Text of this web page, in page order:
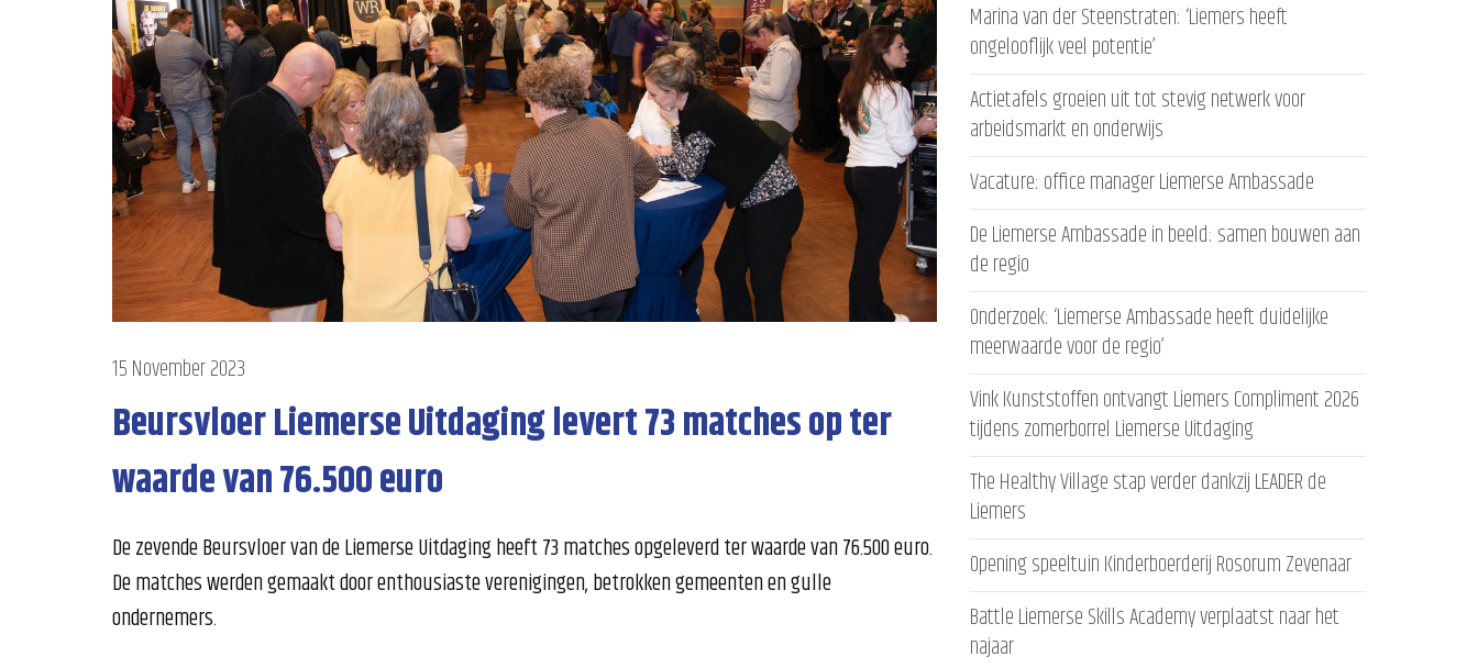
15 November 2023
Beursvloer Liemerse Uitdaging levert 73 matches op ter
waarde van 76.500 euro
De zevende Beursvloer van de Liemerse Uitdaging heeft 73 matches opgeleverd ter waarde van 76.500 euro.
De matches werden gemaakt door enthousiaste verenigingen, betrokken gemeenten en gulle
ondernemers.
Marina van der Steenstraten: ‘Liemers heeft
ongelooflijk veel potentie’
Actietafels groeien uit tot stevig netwerk voor
arbeidsmarkt en onderwijs
Vacature: office manager Liemerse Ambassade
De Liemerse Ambassade in beeld: samen bouwen aan
de regio
Onderzoek: ‘Liemerse Ambassade heeft duidelijke
meerwaarde voor de regio’
Vink Kunststoffen ontvangt Liemers Compliment 2026
tijdens zomerborrel Liemerse Uitdaging
The Healthy Village stap verder dankzij LEADER de
Liemers
Opening speeltuin Kinderboerderij Rosorum Zevenaar
Battle Liemerse Skills Academy verplaatst naar het
najaar